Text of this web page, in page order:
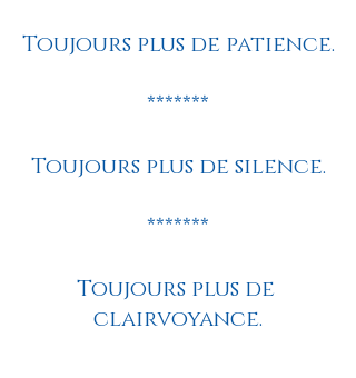
Toujours plus de patience.
*******
Toujours plus de silence.
*******
Toujours plus de
clairvoyance.